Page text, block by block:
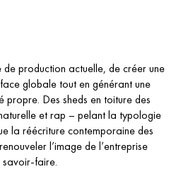
de production actuelle, de créer une
globale tout en générant une
propre. Des sheds en toiture des
et rap – pelant la typologie
la réécriture contemporaine des
l’image de l’entreprise
savoir-faire.